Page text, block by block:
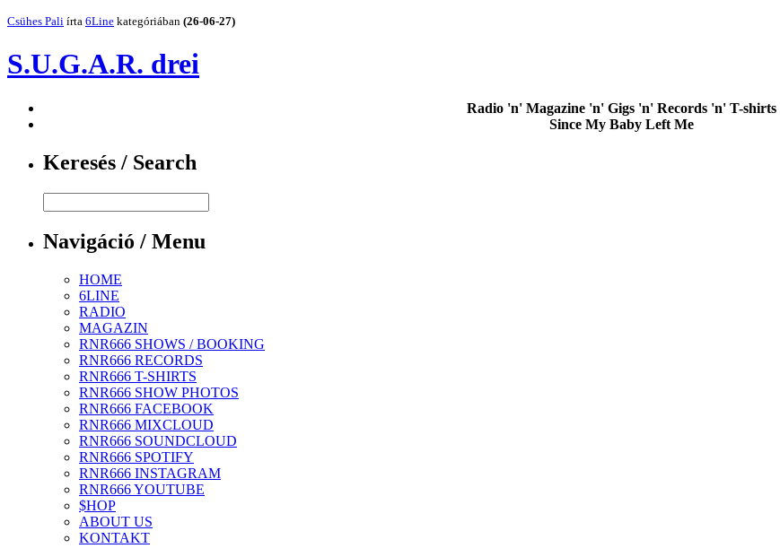
Csühes Pali írta 6Line kategóriában (26-06-27)
S.U.G.A.R. drei
Radio 'n' Magazine 'n' Gigs 'n' Records 'n' T-shirts
Since My Baby Left Me
Keresés / Search
Navigáció / Menu
HOME
6LINE
RADIO
MAGAZIN
RNR666 SHOWS / BOOKING
RNR666 RECORDS
RNR666 T-SHIRTS
RNR666 SHOW PHOTOS
RNR666 FACEBOOK
RNR666 MIXCLOUD
RNR666 SOUNDCLOUD
RNR666 SPOTIFY
RNR666 INSTAGRAM
RNR666 YOUTUBE
$HOP
ABOUT US
KONTAKT